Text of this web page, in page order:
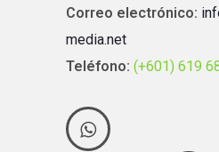
Correo electrónico:
media.net
Teléfono: (+601) 619